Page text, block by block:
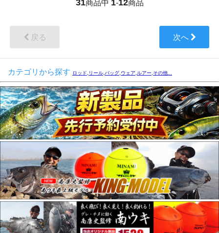
31商品中 1-12商品
戻る 次へ
カテゴリから探す ロッド,リール,バッグ,ウェア,ルアー,その他...